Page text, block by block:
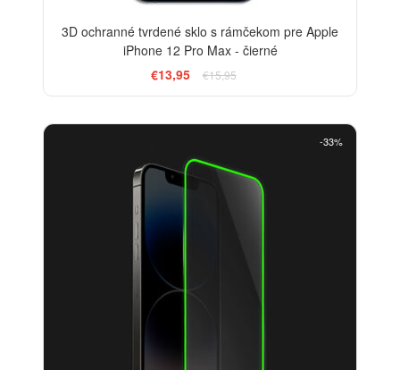
3D ochranné tvrdené sklo s rámčekom pre Apple
iPhone 12 Pro Max - čierné
€13,95
€15,95
-33%